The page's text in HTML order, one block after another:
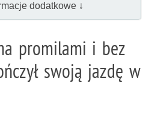
dodatkowe ↓
promilami i bez
swoją jazdę w